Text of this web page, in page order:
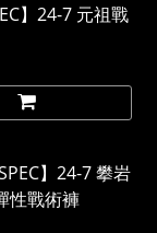
】24-7 元祖戰